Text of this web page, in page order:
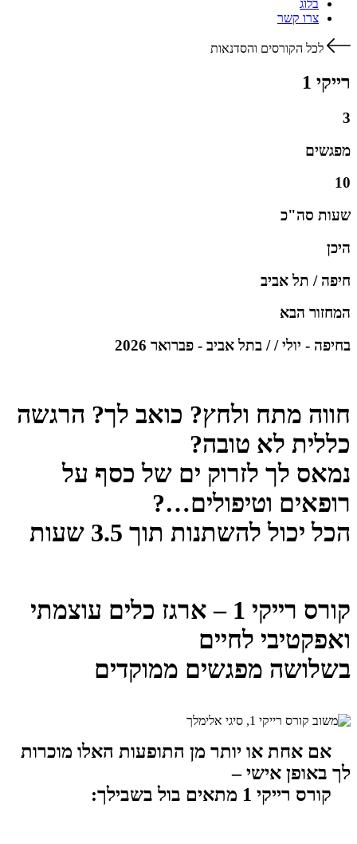
בלוג
צרו קשר
לכל הקורסים והסדנאות
רייקי 1
3
מפגשים
10
שעות סה"כ
היכן
חיפה / תל אביב
המחזור הבא
בחיפה - יולי / / בתל אביב - פברואר 2026
חווה מתח ולחץ? כואב לך? הרגשה
כללית לא טובה?
נמאס לך לזרוק ים של כסף על
רופאים וטיפולים…?
הכל יכול להשתנות תוך 3.5 שעות
קורס רייקי 1 – ארגז כלים עוצמתי
ואפקטיבי לחיים
בשלושה מפגשים ממוקדים
אם אחת או יותר מן התופעות האלו מוכרות
לך באופן אישי –
קורס רייקי 1 מתאים בול בשבילך: